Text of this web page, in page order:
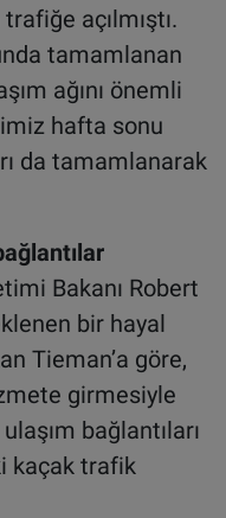
açılmıştı.
tamamlanan
ağını önemli
hafta sonu
da tamamlanarak
Bakanı Robert
bir hayal
Tieman’a göre,
girmesiyle
bağlantıları
kaçak trafik